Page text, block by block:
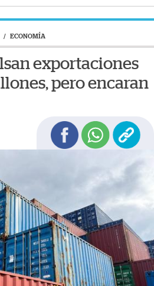
/ ECONOMÍA
exportaciones
pero encaran